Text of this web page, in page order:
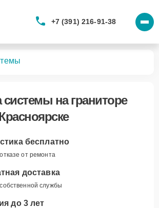
+7 (391) 216-91-38
на граниторе
бесплатно
от ремонта
доставка
службы
до 3 лет